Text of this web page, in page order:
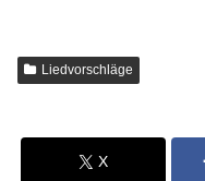
Liedvorschläge
X